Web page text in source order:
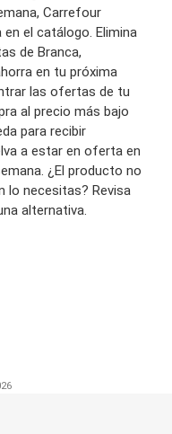
Carrefour
el catálogo. Elimina
de Branca,
en tu próxima
las ofertas de tu
al precio más bajo
para recibir
a estar en oferta en
¿El producto no
lo necesitas? Revisa
alternativa.